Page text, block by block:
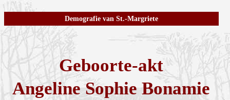
Demografie van St.-Margriete
Geboorte-akt
Angeline Sophie Bonamie